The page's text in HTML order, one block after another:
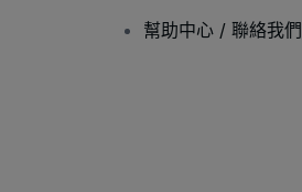
幫助中心 / 聯絡我們